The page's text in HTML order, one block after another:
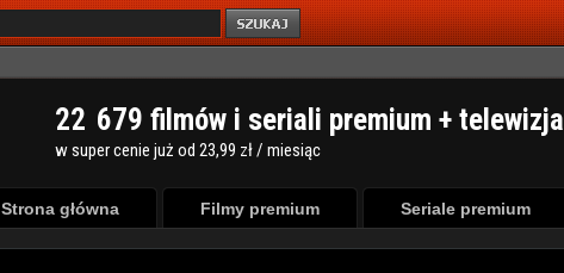
22 679 filmów i seriali premium + telewizja
w super cenie już od 23,99 zł / miesiąc
Strona główna Filmy premium Seriale premium